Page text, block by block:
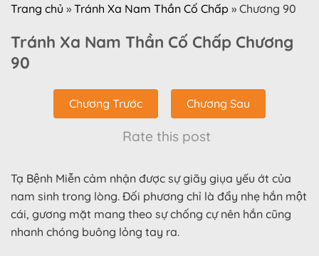
Trang chủ » Tránh Xa Nam Thần Cố Chấp » Chương 90
Tránh Xa Nam Thần Cố Chấp Chương
90
Chương Trước Chương Sau
Rate this post
Tạ Bệnh Miễn cảm nhận được sự giãy giụa yếu ớt của
nam sinh trong lòng. Đối phương chỉ là đẩy nhẹ hắn một
cái, gương mặt mang theo sự chống cự nên hắn cũng
nhanh chóng buông lỏng tay ra.